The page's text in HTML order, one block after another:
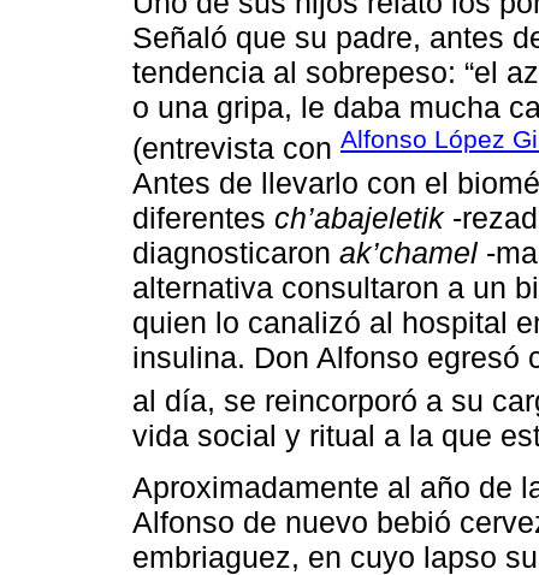
Señaló que su padre, antes
tendencia al sobrepeso: “el
o una gripa, le daba mucha
(entrevista con Alfonso López
Antes de llevarlo con el
diferentes ch’abajeletik-
diagnosticaron ak’chamel -
alternativa consultaron a un
quien lo canalizó al hospital
insulina. Don Alfonso egresó
al día, se reincorporó a su
vida social y ritual a la que
Aproximadamente al año de
Alfonso de nuevo bebió
embriaguez, en cuyo lapso